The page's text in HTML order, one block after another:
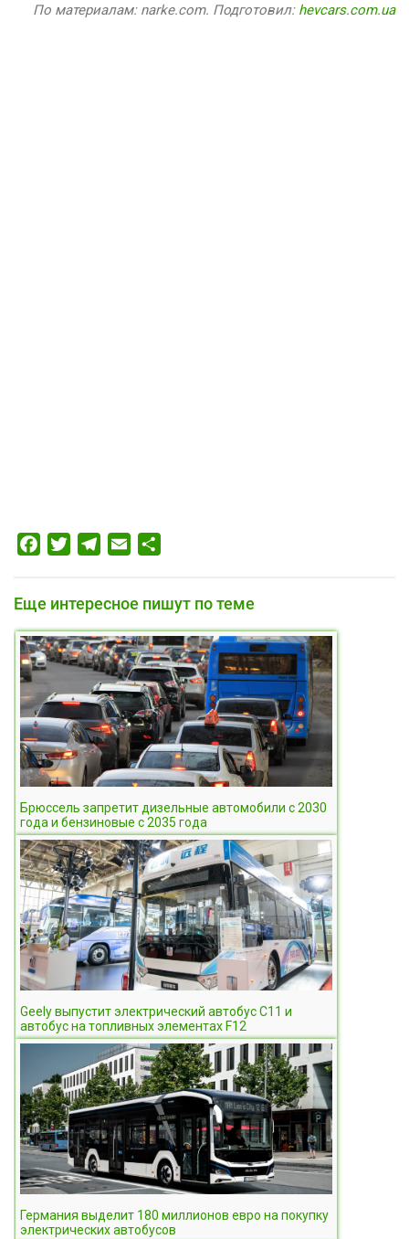
По материалам: narke.com. Подготовил: hevcars.com.ua
FacebookTwitterTelegram
Email
Еще интересное пишут по теме
Брюссель запретит дизельные автомобили с 2030
года и бензиновые с 2035 года
Geely выпустит электрический автобус C11 и
автобус на топливных элементах F12
Германия выделит 180 миллионов евро на покупку
электрических автобусов